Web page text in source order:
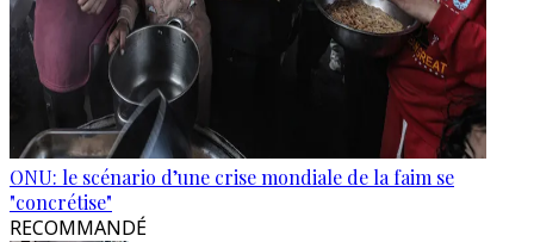
ONU: le scénario d’une crise mondiale de la faim se
"concrétise"
RECOMMANDÉ